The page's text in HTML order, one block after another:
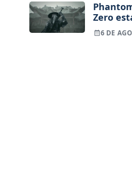
um
Zero
vendas
6 DE